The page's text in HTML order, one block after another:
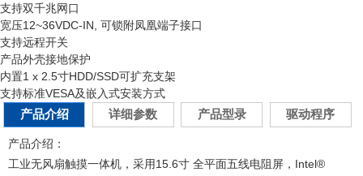
支持双千兆网口
宽压12~36VDC-IN, 可锁附凤凰端子接口
支持远程开关
产品外壳接地保护
内置1 x 2.5寸HDD/SSD可扩充支架
支持标准VESA及嵌入式安装方式
产品介绍
详细参数 产品型录 驱动程序
产品介绍：
工业无风扇触摸一体机，采用15.6寸 全平面五线电阻屏，Intel®